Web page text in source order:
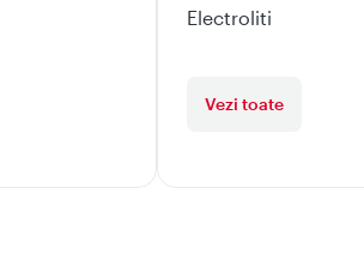
Electroliti
Vezi toate